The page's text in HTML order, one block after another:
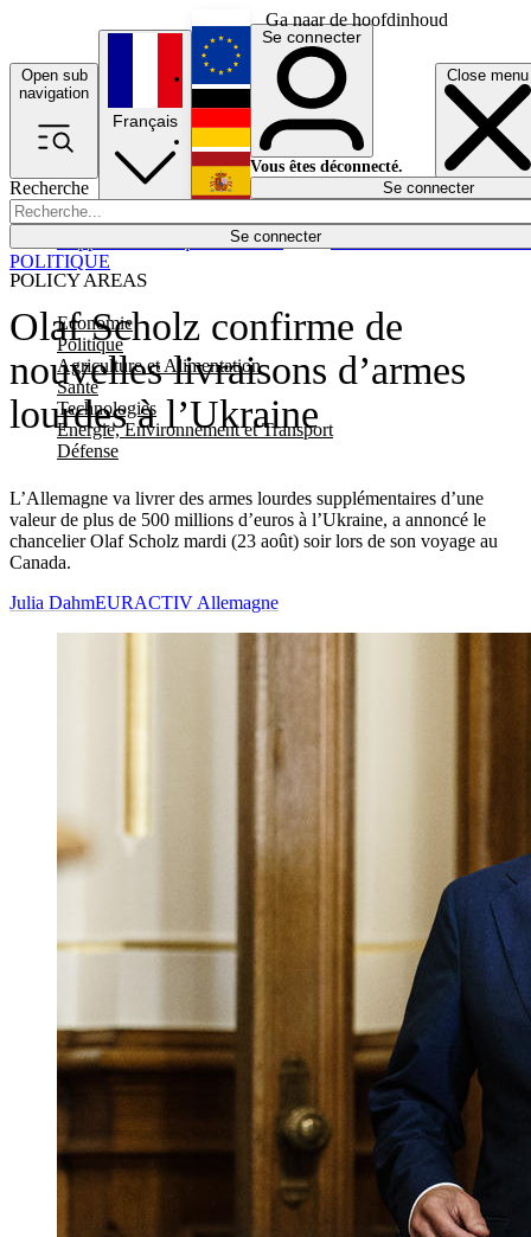
Ga naar de hoofdinhoud
Open sub
navigation
Close menu
Recherche
Se connecter
POLICY AREAS
Economie
Politique
Agriculture et Alimentation
Santé
Technologies
Energie, Environnement et Transport
Défense
Économie
Français
English
Deutsch
Español
Se connecter
Vous êtes déconnecté.
Se connecter
Olaf Scholz confirme de
nouvelles livraisons d’armes
lourdes à l’Ukraine
L’Allemagne va livrer des armes lourdes supplémentaires d’une
valeur de plus de 500 millions d’euros à l’Ukraine, a annoncé le
chancelier Olaf Scholz mardi (23 août) soir lors de son voyage au
Canada.
POLITIQUE
Julia DahmEURACTIV Allemagne